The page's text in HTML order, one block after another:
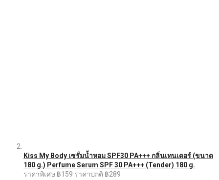
Kiss My Body เซรั่มน้ำหอม SPF30 PA+++ กลิ่นเทนเดอร์ (ขนาด
180 g.) Perfume Serum SPF 30 PA+++ (Tender) 180 g.
ราคาพิเศษ ฿159 ราคาปกติ ฿289